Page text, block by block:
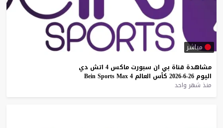
مباشر
مشاهدة قناة بي ان سبورت ماكس 4 اتش دي
اليوم 26-6-2026 كأس العالم Bein Sports Max 4
منذ شهر واحد